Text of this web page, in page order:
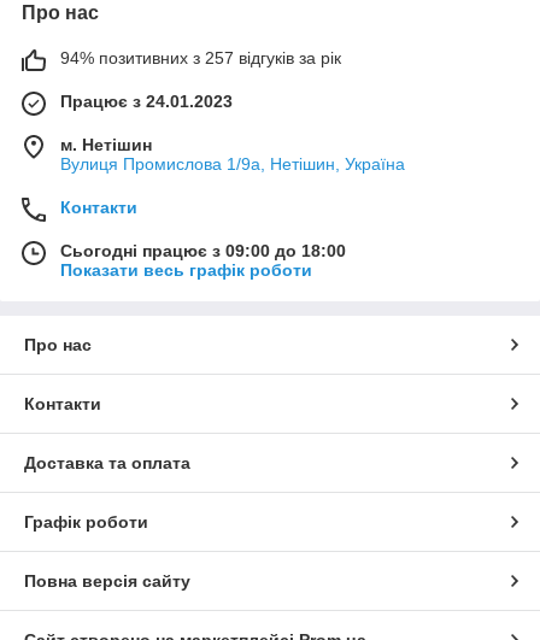
Про нас
94% позитивних з 257 відгуків за рік
Працює з 24.01.2023
м. Нетішин
Вулиця Промислова 1/9а, Нетішин, Україна
Контакти
Сьогодні працює з 09:00 до 18:00
Показати весь графік роботи
Про нас
Контакти
Доставка та оплата
Графік роботи
Повна версія сайту